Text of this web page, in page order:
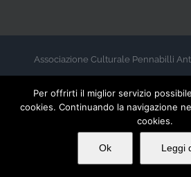
Associazione Culturale Pennabilli
Per offrirti il miglior servizio
cookies. Continuando la navigazione
cookies.
Ok Leggi